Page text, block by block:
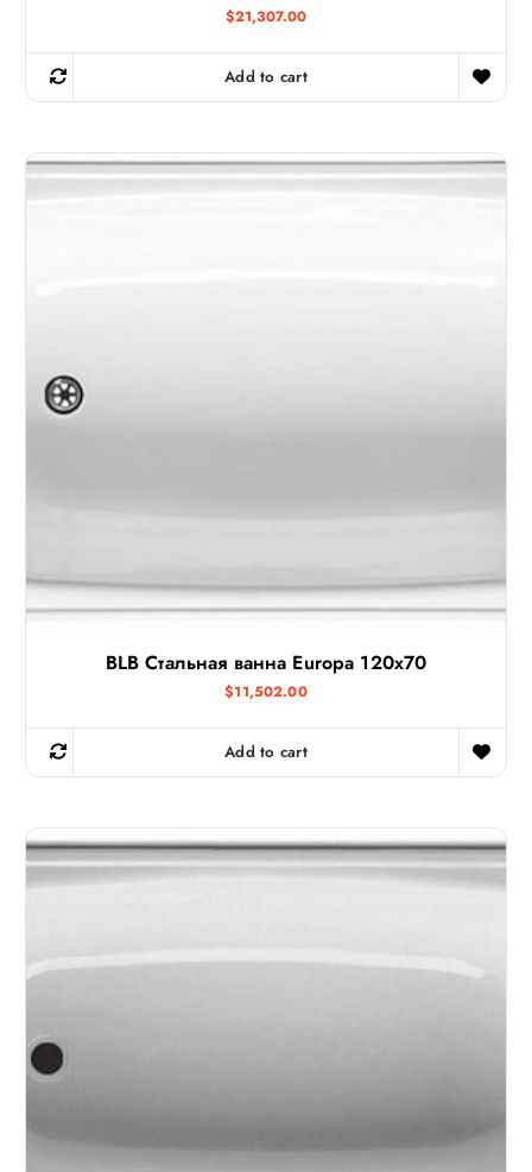
$21,307.00
Add to cart
BLB Стальная ванна Europa 120х70
$11,502.00
Add to cart